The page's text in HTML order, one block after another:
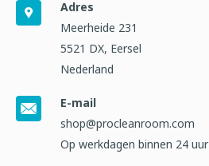
Adres
Meerheide 231
5521 DX, Eersel
Nederland
E-mail
shop@procleanroom.com
Op werkdagen binnen 24 uur